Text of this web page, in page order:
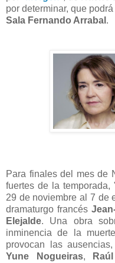
por determinar, que
Sala Fernando Arrabal .
Para finales del mes de
fuertes de la temporada,
29 de noviembre al 7 de
dramaturgo francés
Elejalde. Una obra
inminencia de la
provocan las
Yune Nogueiras,